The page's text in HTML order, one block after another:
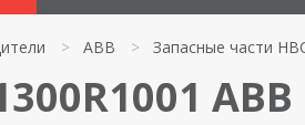
> ABB > Запасные части
ABB